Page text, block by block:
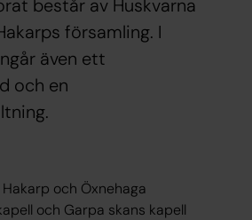
består av Huskvarna
församling. I
även ett
och en
Hakarp och Öxnehaga
och Garpa skans kapell